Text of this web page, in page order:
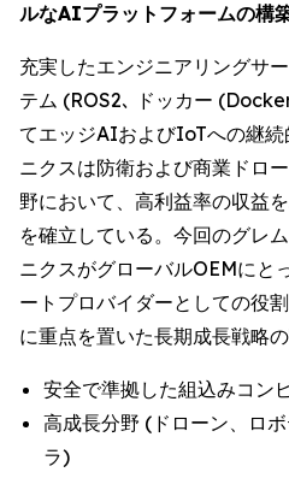
ルなAIプラットフォームの構
充実したエンジニアリングサ
テム (ROS2､ ドッカー
てエッジAIおよびIoTへの継続
ニクスは防衛および商業ドロ
野において、高利益率の収益
を確立している。今回のグレ
ニクスがグローバルOEMにと
ートプロバイダーとしての役
に重点を置いた長期成長戦略
安全で準拠した組込みコン
高成長分野 (ドローン、ロ
ラ)